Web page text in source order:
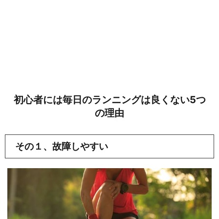
初心者には毎日のランニングは良くない5つ
の理由
その１、故障しやすい